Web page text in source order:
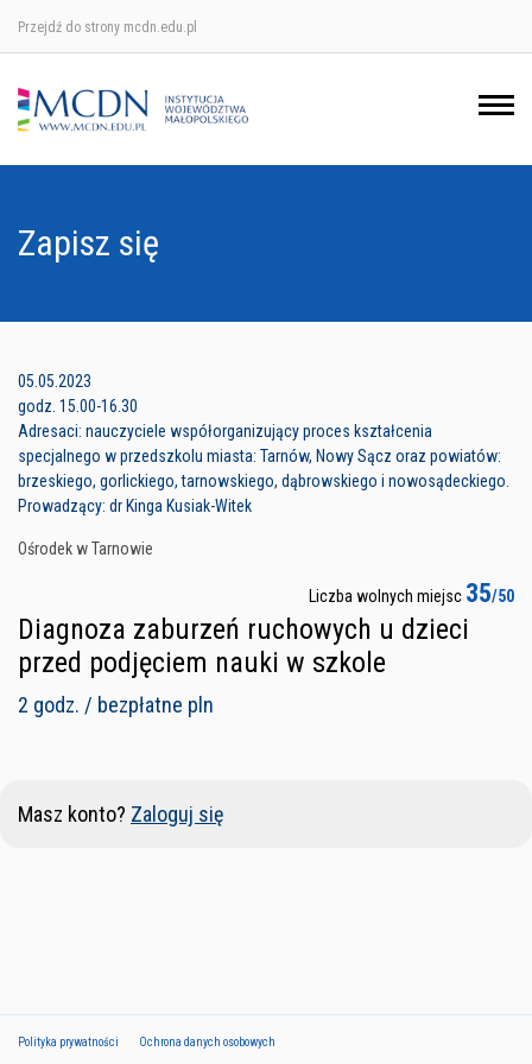
Przejdź do strony mcdn.edu.pl
Zapisz się
05.05.2023
godz. 15.00-16.30
Adresaci: nauczyciele współorganizujący proces kształcenia
specjalnego w przedszkolu miasta: Tarnów, Nowy Sącz oraz powiatów:
brzeskiego, gorlickiego, tarnowskiego, dąbrowskiego i nowosądeckiego.
Prowadzący: dr Kinga Kusiak-Witek
Ośrodek w Tarnowie
Liczba wolnych miejsc 35/50
Diagnoza zaburzeń ruchowych u dzieci
przed podjęciem nauki w szkole
2 godz. / bezpłatne pln
Masz konto? Zaloguj się
Polityka prywatności Ochrona danych osobowych
Ośrodek w Krakowie
Ośrodek w Nowym Sączu
Ośrodek w Tarnowie